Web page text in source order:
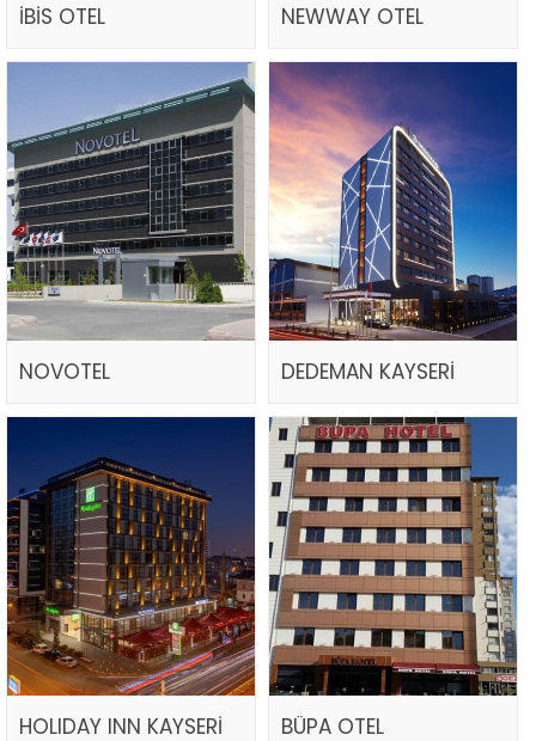
İBİS OTEL NEWWAY OTEL
NOVOTEL DEDEMAN KAYSERİ
HOLIDAY INN KAYSERİ BÜPA OTEL